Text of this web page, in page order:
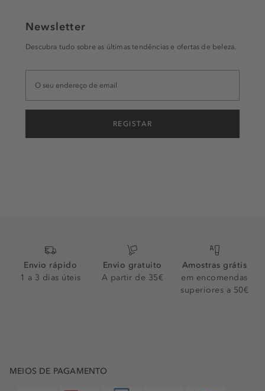
Newsletter
Descubra tudo sobre as últimas tendências e ofertas de beleza.
REGISTAR
Envio rápido
1 a 3 dias úteis
Envio gratuito
A partir de 35€
Amostras grátis
em encomendas
superiores a 50€
MEIOS DE PAGAMENTO